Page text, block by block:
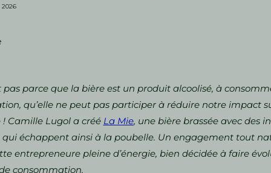
2026
pas parce que la bière est un produit alcoolisé, à
qu’elle ne peut pas participer à réduire notre impact
Camille Lugol a créé La Mie, une bière brassée avec des
échappent ainsi à la poubelle. Un engagement tout
entrepreneure pleine d’énergie, bien décidée à faire
consommation.